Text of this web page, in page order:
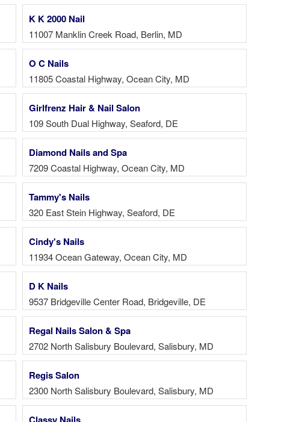
K K 2000 Nail
11007 Manklin Creek Road, Berlin, MD
O C Nails
11805 Coastal Highway, Ocean City, MD
Girlfrenz Hair & Nail Salon
109 South Dual Highway, Seaford, DE
Diamond Nails and Spa
7209 Coastal Highway, Ocean City, MD
Tammy's Nails
320 East Stein Highway, Seaford, DE
Cindy's Nails
11934 Ocean Gateway, Ocean City, MD
D K Nails
9537 Bridgeville Center Road, Bridgeville, DE
Regal Nails Salon & Spa
2702 North Salisbury Boulevard, Salisbury, MD
Regis Salon
2300 North Salisbury Boulevard, Salisbury, MD